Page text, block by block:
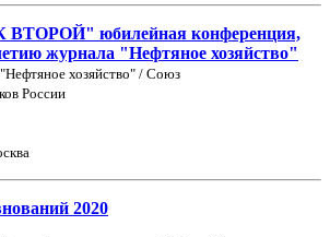
юбилейная конференция,
журнала "Нефтяное хозяйство"
хозяйство" / Союз
России
2020